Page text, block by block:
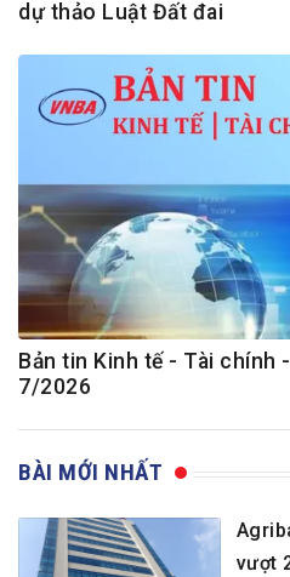
dự thảo Luật Đất đai
Bản tin Kinh tế - Tài chính
7/2026
BÀI MỚI NHẤT
vượt